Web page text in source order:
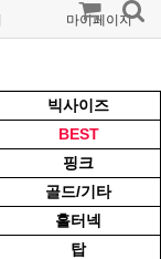
마이페이지
빅사이즈
BEST
핑크
골드/기타
홀터넥
탑